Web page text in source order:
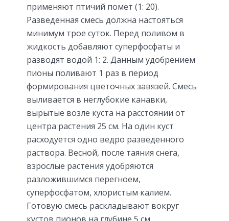
применяют птичий помет (1: 20).
Разведенная смесь должна настояться
минимум трое суток. Перед поливом в
жидкость добавляют суперфосфаты и
разводят водой 1: 2. Данным удобрением
пионы поливают 1 раз в период
формирования цветочных завязей. Смесь
выливается в неглубокие канавки,
вырытые возле куста на расстоянии от
центра растения 25 см. На один куст
расходуется одно ведро разведенного
раствора. Весной, после таяния снега,
взрослые растения удобряются
разложившимся перегноем,
суперфосфатом, хлористым калием.
Готовую смесь раскладывают вокруг